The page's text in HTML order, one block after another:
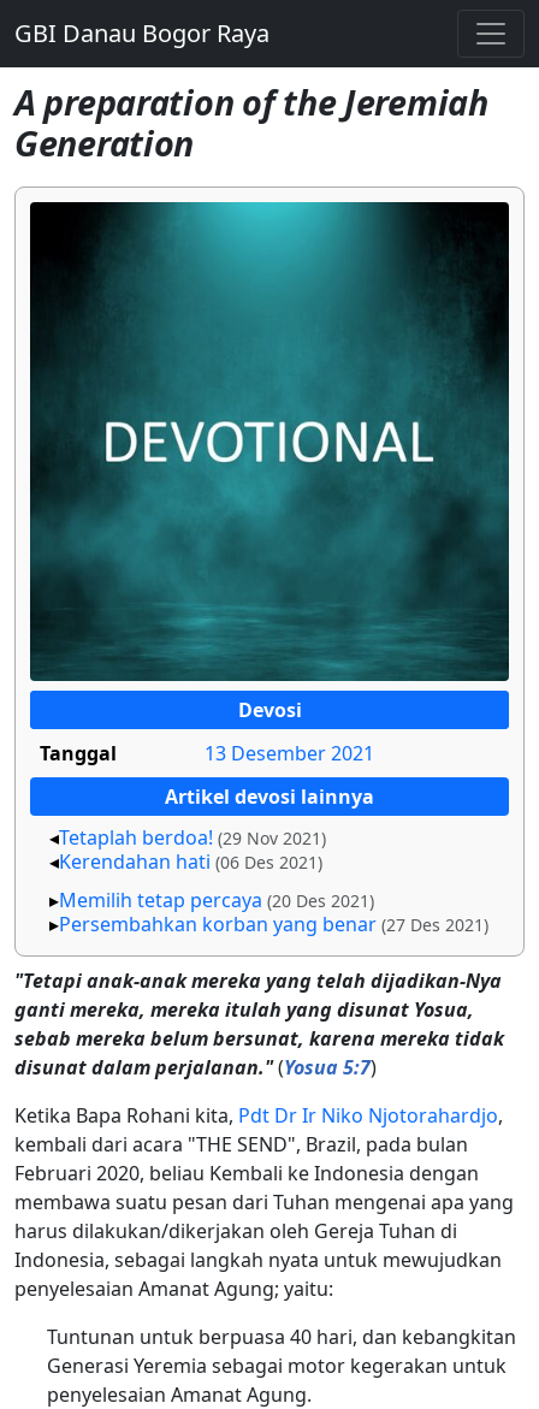
GBI Danau Bogor Raya
A preparation of the Jeremiah
Generation
Devosi
Tanggal
13 Desember 2021
Artikel devosi lainnya
Tetaplah berdoa! (29 Nov 2021)
Kerendahan hati (06 Des 2021)
Memilih tetap percaya (20 Des 2021)
Persembahkan korban yang benar (27 Des 2021)
"Tetapi anak-anak mereka yang telah dijadikan-Nya
ganti mereka, mereka itulah yang disunat Yosua,
sebab mereka belum bersunat, karena mereka tidak
disunat dalam perjalanan."(Yosua 5:7)
Ketika Bapa Rohani kita, Pdt Dr Ir Niko Njotorahardjo,
kembali dari acara "THE SEND", Brazil, pada bulan
Februari 2020, beliau Kembali ke Indonesia dengan
membawa suatu pesan dari Tuhan mengenai apa yang
harus dilakukan/dikerjakan oleh Gereja Tuhan di
Indonesia, sebagai langkah nyata untuk mewujudkan
penyelesaian Amanat Agung; yaitu:
Tuntunan untuk berpuasa 40 hari, dan kebangkitan
Generasi Yeremia sebagai motor kegerakan untuk
penyelesaian Amanat Agung.